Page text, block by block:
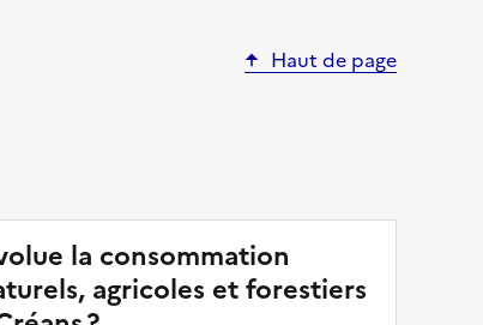
Haut de page
la consommation
agricoles et forestiers